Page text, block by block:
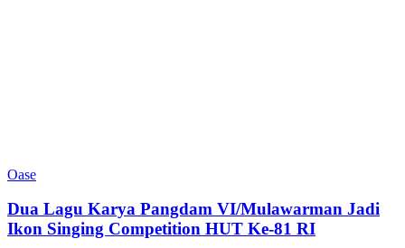
Oase
Dua Lagu Karya Pangdam VI/Mulawarman Jadi
Ikon Singing Competition HUT Ke-81 RI